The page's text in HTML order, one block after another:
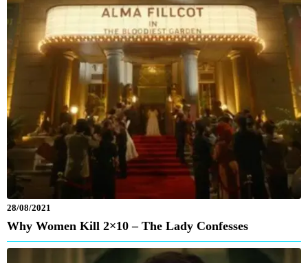
28/08/2021
Why Women Kill 2×10 – The Lady Confesses